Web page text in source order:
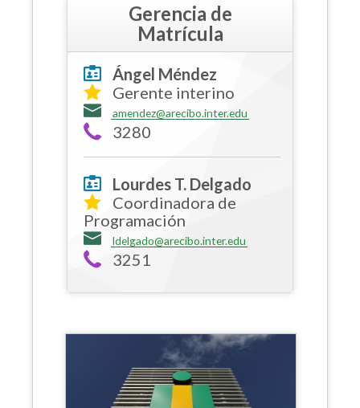
Gerencia de
Matrícula
Ángel Méndez
Gerente interino
amendez@arecibo.inter.edu
3280
Lourdes T. Delgado
Coordinadora de
Programación
ldelgado@arecibo.inter.edu
3251